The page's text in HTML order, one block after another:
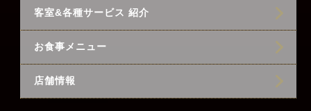
客室&各種サービス 紹介
お食事メニュー
店舗情報